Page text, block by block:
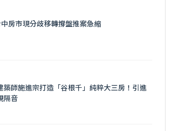
房市現分歧移轉撐盤推案急縮
築師施進宗打造「谷根千」純粹大三房！引進
隔音